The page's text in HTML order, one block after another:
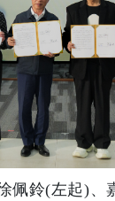
佩鈴(左起)、